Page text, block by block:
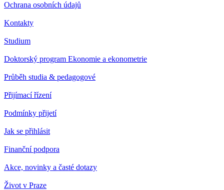
Ochrana osobních údajů
Kontakty
Studium
Doktorský program Ekonomie a ekonometrie
Průběh studia & pedagogové
Přijímací řízení
Podmínky přijetí
Jak se přihlásit
Finanční podpora
Akce, novinky a časté dotazy
Život v Praze